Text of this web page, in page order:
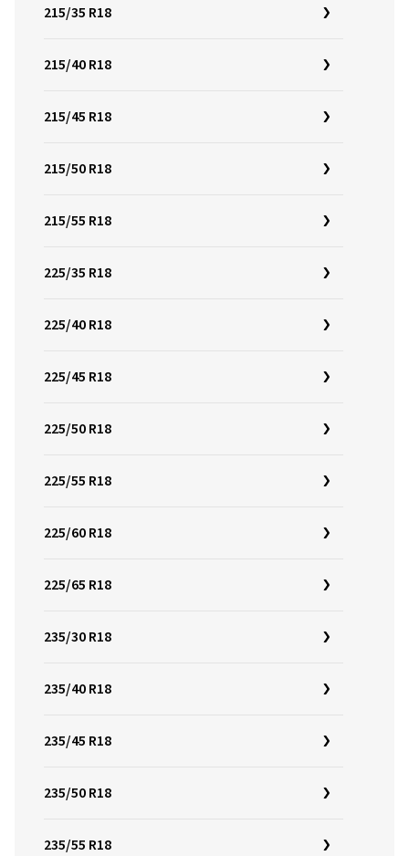
215/35 R18
215/40 R18
215/45 R18
215/50 R18
215/55 R18
225/35 R18
225/40 R18
225/45 R18
225/50 R18
225/55 R18
225/60 R18
225/65 R18
235/30 R18
235/40 R18
235/45 R18
235/50 R18
235/55 R18